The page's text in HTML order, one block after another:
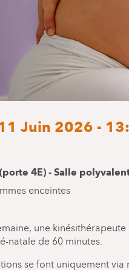
Juin 2026 -
4E) - Salle
enceintes
une
natale de 60 minutes.
se font uniquement via